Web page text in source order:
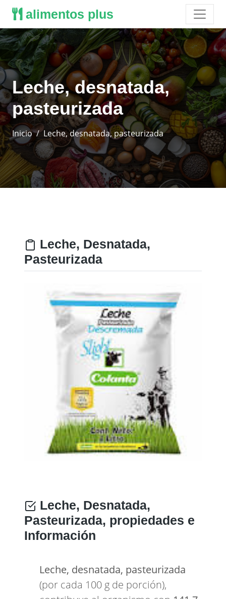
alimentos plus
Leche, desnatada,
pasteurizada
Inicio Leche, desnatada, pasteurizada
Leche, Desnatada,
Pasteurizada
Leche, Desnatada,
Pasteurizada, propiedades e
Información
Leche, desnatada, pasteurizada
(por cada 100 g de porción),